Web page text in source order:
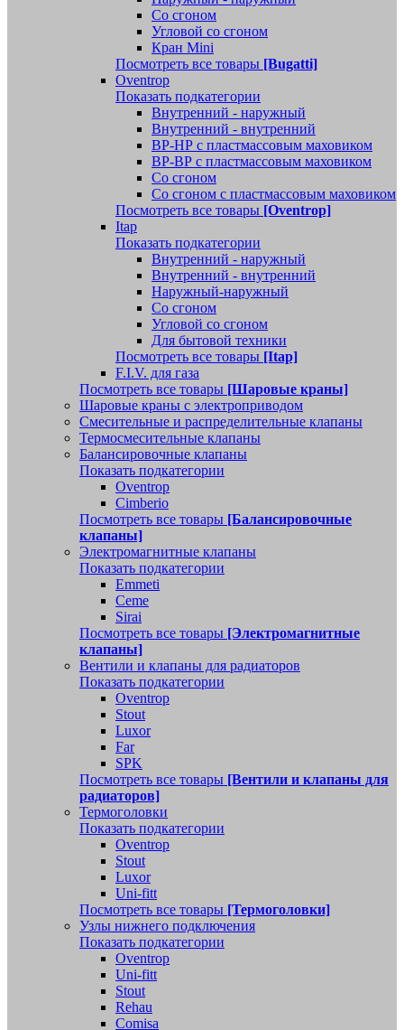
Со сгоном
Угловой со сгоном
Кран Mini
Посмотреть все товары [Bugatti]
Oventrop
Показать подкатегории
Внутренний - наружный
Внутренний - внутренний
ВР-НР с пластмассовым маховиком
ВР-ВР с пластмассовым маховиком
Со сгоном
Со сгоном с пластмассовым маховиком
Посмотреть все товары [Oventrop]
Itap
Показать подкатегории
Внутренний - наружный
Внутренний - внутренний
Наружный-наружный
Со сгоном
Угловой со сгоном
Для бытовой техники
Посмотреть все товары [Itap]
F.I.V. для газа
Посмотреть все товары [Шаровые краны]
Шаровые краны с электроприводом
Смесительные и распределительные клапаны
Термосмесительные клапаны
Балансировочные клапаны
Показать подкатегории
Oventrop
Cimberio
Посмотреть все товары [Балансировочные
клапаны]
Электромагнитные клапаны
Показать подкатегории
Emmeti
Ceme
Sirai
Посмотреть все товары [Электромагнитные
клапаны]
Вентили и клапаны для радиаторов
Показать подкатегории
Oventrop
Stout
Luxor
Far
SPK
Посмотреть все товары [Вентили и клапаны для
радиаторов]
Термоголовки
Показать подкатегории
Oventrop
Stout
Luxor
Uni-fitt
Посмотреть все товары [Термоголовки]
Узлы нижнего подключения
Показать подкатегории
Oventrop
Uni-fitt
Stout
Rehau
Comisa